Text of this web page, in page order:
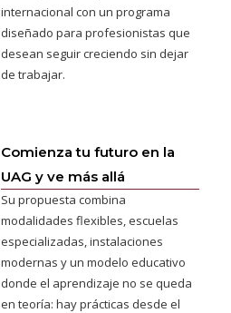
internacional con un programa
diseñado para profesionistas que
desean seguir creciendo sin dejar
de trabajar.
Comienza tu futuro en la
UAG y ve más allá
Su propuesta combina
modalidades flexibles, escuelas
especializadas, instalaciones
modernas y un modelo educativo
donde el aprendizaje no se queda
en teoría: hay prácticas desde el